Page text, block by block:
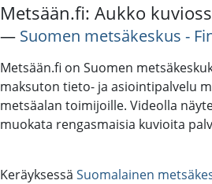
Metsään.fi: Aukko
― Suomen metsäkeskus -
Metsään.fi on Suomen
maksuton tieto- ja asiointipalvelu
metsäalan toimijoille. Videolla
muokata rengasmaisia kuvioita
Keräyksessä Suomalainen